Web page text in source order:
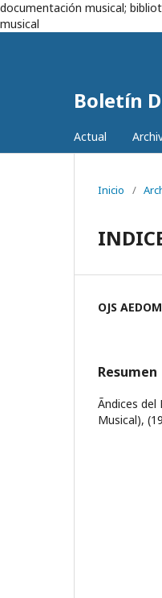
documentación musical;
musical
Boletín
Actual
Inicio /
OJS AEDOM
Resumen
Ãndices del
Musical),